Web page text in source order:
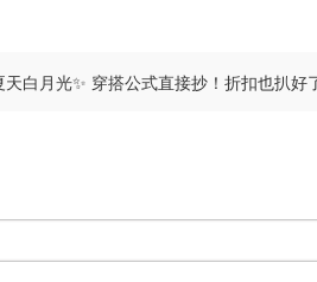
白月光✨ 穿搭公式直接抄！折扣也扒好